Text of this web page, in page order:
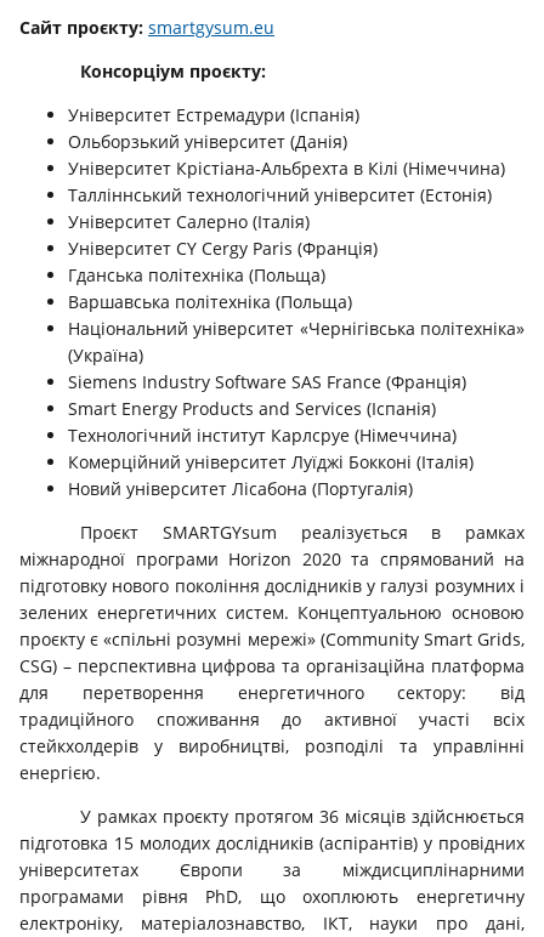
Сайт проєкту: smartgysum.eu
Консорціум проєкту:
Університет Естремадури (Іспанія)
Ольборзький університет (Данія)
Університет Крістіана-Альбрехта в Кілі (Німеччина)
Талліннський технологічний університет (Естонія)
Університет Салерно (Італія)
Університет CY Cergy Paris (Франція)
Гданська політехніка (Польща)
Варшавська політехніка (Польща)
Національний університет «Чернігівська політехніка»
(Україна)
Siemens Industry Software SAS France (Франція)
Smart Energy Products and Services (Іспанія)
Технологічний інститут Карлсруе (Німеччина)
Комерційний університет Луїджі Бокконі (Італія)
Новий університет Лісабона (Португалія)
Проєкт SMARTGYsum реалізується в рамках
міжнародної програми Horizon 2020 та спрямований на
підготовку нового покоління дослідників у галузі розумних і
зелених енергетичних систем. Концептуальною основою
проєкту є «спільні розумні мережі» (Community Smart Grids,
CSG) – перспективна цифрова та організаційна платформа
для перетворення енергетичного сектору: від
традиційного споживання до активної участі всіх
стейкхолдерів у виробництві, розподілі та управлінні
енергією.
У рамках проєкту протягом 36 місяців здійснюється
підготовка 15 молодих дослідників (аспірантів) у провідних
університетах Європи за міждисциплінарними
програмами рівня PhD, що охоплюють енергетичну
електроніку, матеріалознавство, ІКТ, науки про дані,